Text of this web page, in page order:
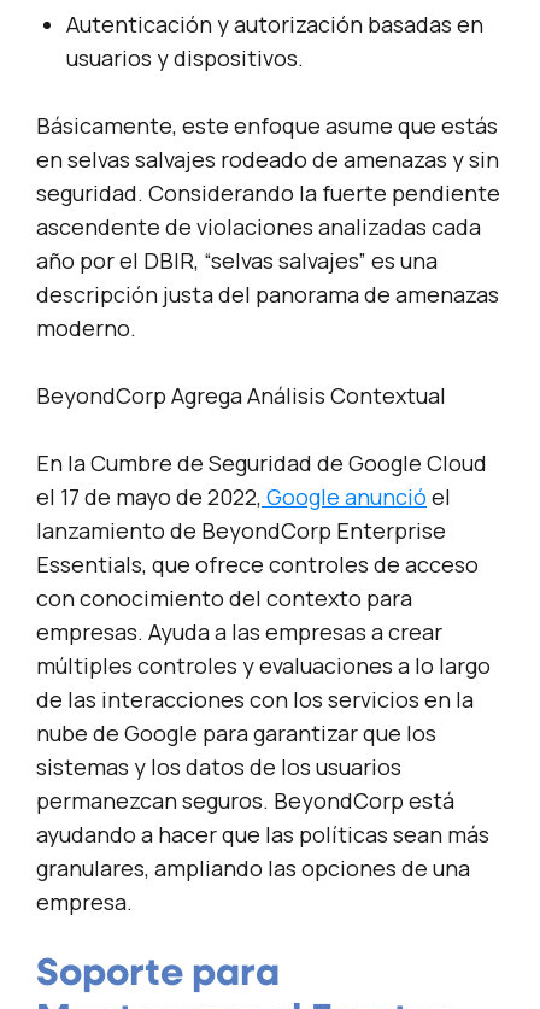
Autenticación y autorización basadas en
usuarios y dispositivos.
Básicamente, este enfoque asume que estás
en selvas salvajes rodeado de amenazas y sin
seguridad. Considerando la fuerte pendiente
ascendente de violaciones analizadas cada
año por el DBIR, “selvas salvajes” es una
descripción justa del panorama de amenazas
moderno.
BeyondCorp Agrega Análisis Contextual
En la Cumbre de Seguridad de Google Cloud
el 17 de mayo de 2022, Google anunció el
lanzamiento de BeyondCorp Enterprise
Essentials, que ofrece controles de acceso
con conocimiento del contexto para
empresas. Ayuda a las empresas a crear
múltiples controles y evaluaciones a lo largo
de las interacciones con los servicios en la
nube de Google para garantizar que los
sistemas y los datos de los usuarios
permanezcan seguros. BeyondCorp está
ayudando a hacer que las políticas sean más
granulares, ampliando las opciones de una
empresa.
Soporte para